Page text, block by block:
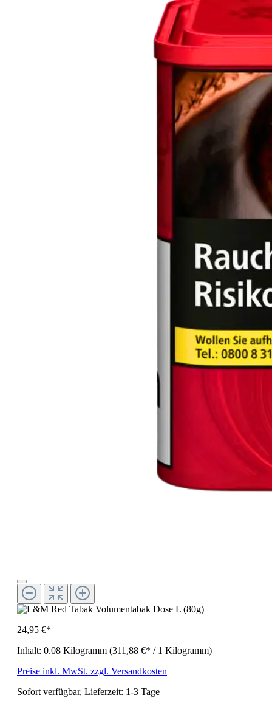
24,95 €*
Inhalt: 0.08 Kilogramm (311,88 €* / 1 Kilogramm)
Preise inkl. MwSt. zzgl. Versandkosten
Sofort verfügbar, Lieferzeit: 1-3 Tage